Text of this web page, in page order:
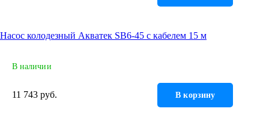
Насос колодезный Акватек SB6-45 с кабелем 15 м
В наличии
11 743 руб. В корзину